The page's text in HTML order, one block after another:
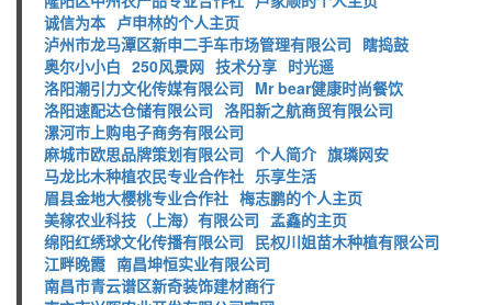
诚信为本 卢申林的个人主页
泸州市龙马潭区新申二手车市场管理有限公司 瞎捣鼓
奥尔小小白 250风景网 技术分享 时光遥
洛阳潮引力文化传媒有限公司 Mr bear健康时尚餐饮
洛阳速配达仓储有限公司 洛阳新之航商贸有限公司
漯河市上购电子商务有限公司
麻城市欧思品牌策划有限公司 个人简介 旗璘网安
马龙比木种植农民专业合作社 乐享生活
眉县金地大樱桃专业合作社 梅志鹏的个人主页
美稼农业科技（上海）有限公司 孟鑫的主页
绵阳红绣球文化传播有限公司 民权川姐苗木种植有限公司
江畔晚霞 南昌坤恒实业有限公司
南昌市青云谱区新奇装饰建材商行